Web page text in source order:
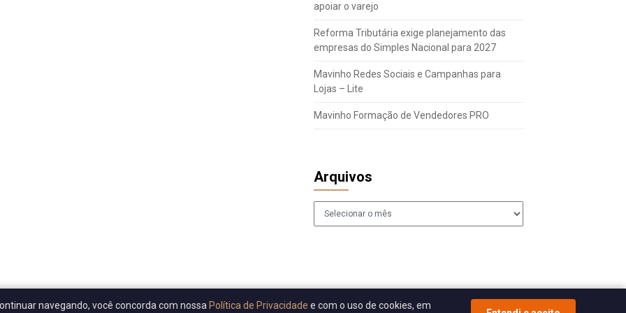
apoiar o varejo
Reforma Tributária exige planejamento das
empresas do Simples Nacional para 2027
Mavinho Redes Sociais e Campanhas para
Lojas – Lite
Mavinho Formação de Vendedores PRO
Arquivos
Arquivos
navegando, você concorda com nossa Política de Privacidade e com o uso de cookies, em